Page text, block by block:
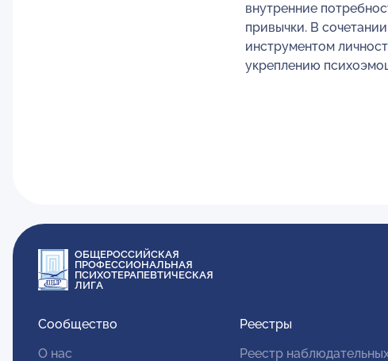
внутренние
привычки. В
инструментом
укреплению
ОБЩЕРОССИЙСКАЯ
ПРОФЕССИОНАЛЬНАЯ
ПСИХОТЕРАПЕВТИЧЕСКАЯ
ЛИГА
Сообщество
О нас
Реестры
Реестр